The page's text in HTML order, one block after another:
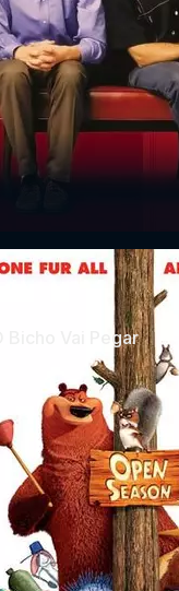
O Bicho Vai Pegar